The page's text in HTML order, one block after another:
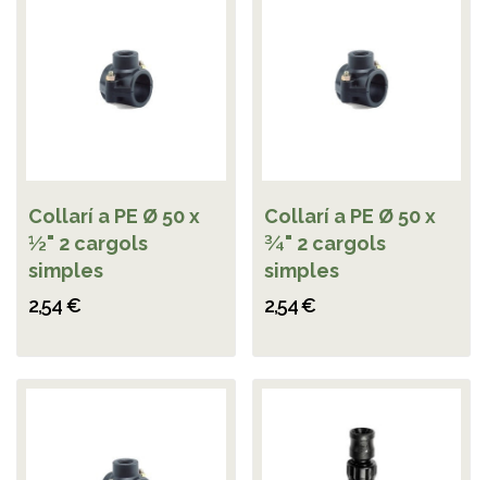
Collarí a PE Ø 50 x
½" 2 cargols
simples
2,54 €
Collarí a PE Ø 50 x
¾" 2 cargols
simples
2,54 €